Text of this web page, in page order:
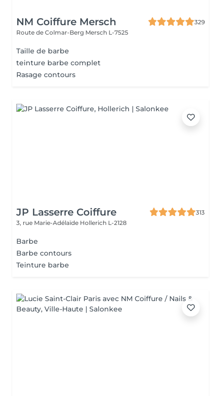
NM Coiffure Mersch
329
Route de Colmar-Berg Mersch L-7525
Taille de barbe
teinture barbe complet
Rasage contours
JP Lasserre Coiffure
313
3, rue Marie-Adélaïde Hollerich L-2128
Barbe
Barbe contours
Teinture barbe